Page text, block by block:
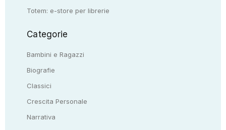
Totem: e-store per librerie
Categorie
Bambini e Ragazzi
Biografie
Classici
Crescita Personale
Narrativa